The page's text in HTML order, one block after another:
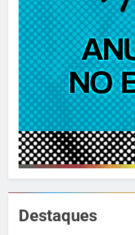
Destaques